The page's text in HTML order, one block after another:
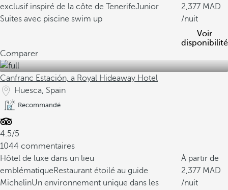
exclusif inspiré de la côte de TenerifeJunior
Suites avec piscine swim up
2,377
/nuit
Voir
disponibilité
Comparer
Canfranc Estación, a Royal Hideaway Hotel
Huesca, Spain
Recommandé
4.5/5
1044 commentaires
Hôtel de luxe dans un lieu
emblématiqueRestaurant étoilé au guide
MichelinUn environnement unique dans les
À partir de
2,377
/nuit